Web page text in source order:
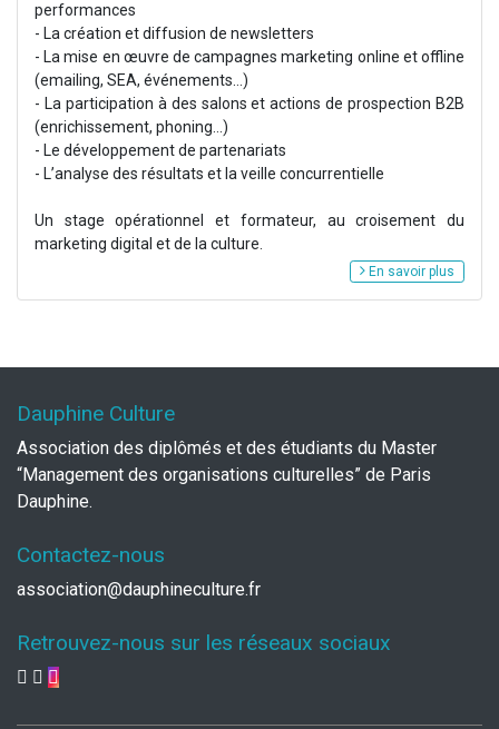
performances
- La création et diffusion de newsletters
- La mise en œuvre de campagnes marketing online et offline
(emailing, SEA, événements…)
- La participation à des salons et actions de prospection B2B
(enrichissement, phoning...)
- Le développement de partenariats
- L’analyse des résultats et la veille concurrentielle
Un stage opérationnel et formateur, au croisement du
marketing digital et de la culture.
En savoir plus
Dauphine Culture
Association des diplômés et des étudiants du Master
“Management des organisations culturelles” de Paris
Dauphine.
Contactez-nous
association@dauphineculture.fr
Retrouvez-nous sur les réseaux sociaux